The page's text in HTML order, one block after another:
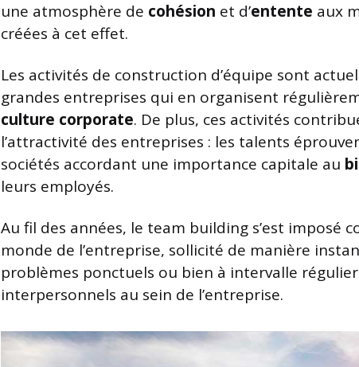
une atmosphère de cohésion et d’entente aux
créées à cet effet.
Les activités de construction d’équipe sont
grandes entreprises qui en organisent
culture corporate. De plus, ces activités
l’attractivité des entreprises : les talents
sociétés accordant une importance capitale au
leurs employés.
Au fil des années, le team building s’est imposé
monde de l’entreprise, sollicité de manière
problèmes ponctuels ou bien à intervalle
interpersonnels au sein de l’entreprise.